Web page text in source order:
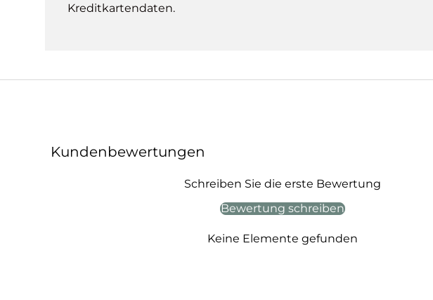
Kreditkartendaten.
Kundenbewertungen
Schreiben Sie die erste Bewertung
Bewertung schreiben
Keine Elemente gefunden